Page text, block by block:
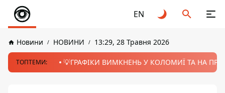
EN
Новини НОВИНИ 13:29, 28 Травня 2026
ТОПТЕМИ: 💡ГРАФІКИ ВИМКНЕНЬ У КОЛОМИЇ ТА НА